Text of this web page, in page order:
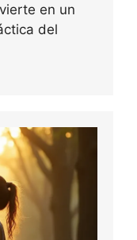
en un
del